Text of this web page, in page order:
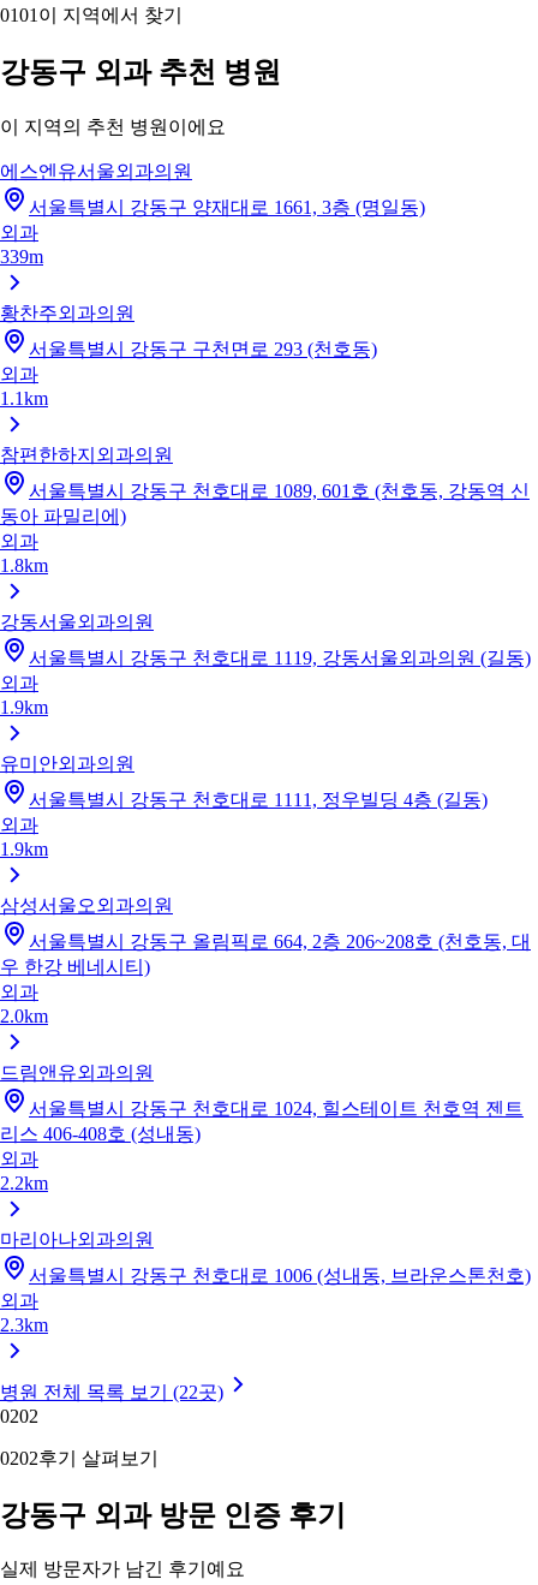
0101 이 지역에서 찾기
강동구 외과 추천 병원
이 지역의 추천 병원이에요
에스엔유서울외과의원
서울특별시 강동구 양재대로 1661, 3층 (명일동)
외과
339m
황찬주외과의원
서울특별시 강동구 구천면로 293 (천호동)
외과
1.1km
참편한하지외과의원
서울특별시 강동구 천호대로 1089, 601호 (천호동, 강동역 신
동아 파밀리에)
외과
1.8km
강동서울외과의원
서울특별시 강동구 천호대로 1119, 강동서울외과의원 (길동)
외과
1.9km
유미안외과의원
서울특별시 강동구 천호대로 1111, 정우빌딩 4층 (길동)
외과
1.9km
삼성서울오외과의원
서울특별시 강동구 올림픽로 664, 2층 206~208호 (천호동, 대
우 한강 베네시티)
외과
2.0km
드림앤유외과의원
서울특별시 강동구 천호대로 1024, 힐스테이트 천호역 젠트
리스 406-408호 (성내동)
외과
2.2km
마리아나외과의원
서울특별시 강동구 천호대로 1006 (성내동, 브라운스톤천호)
외과
2.3km
병원 전체 목록 보기 (22곳)
0202
0202후기 살펴보기
강동구 외과 방문 인증 후기
실제 방문자가 남긴 후기예요